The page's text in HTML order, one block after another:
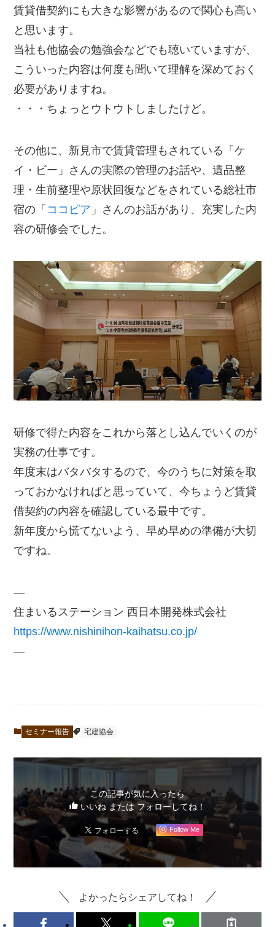
賃貸借契約にも大きな影響があるので関心も高い
と思います。
当社も他協会の勉強会などでも聴いていますが、
こういった内容は何度も聞いて理解を深めておく
必要がありますね。
・・・ちょっとウトウトしましたけど。
その他に、新見市で賃貸管理もされている「ケ
イ・ビー」さんの実際の管理のお話や、遺品整
理・生前整理や原状回復などをされている総社市
宿の「 ココピア 」さんのお話があり、充実した内
容の研修会でした。
研修で得た内容をこれから落とし込んでいくのが
実務の仕事です。
年度末はバタバタするので、今のうちに対策を取
っておかなければと思っていて、今ちょうど賃貸
借契約の内容を確認している最中です。
新年度から慌てないよう、早め早めの準備が大切
ですね。
—
住まいるステーション 西日本開発株式会社
https://www.nishinihon-kaihatsu.co.jp/
—
セミナー報告 宅建協会
この記事が気に入ったら
いいね または フォローしてね！
Follow Me
よかったらシェアしてね！